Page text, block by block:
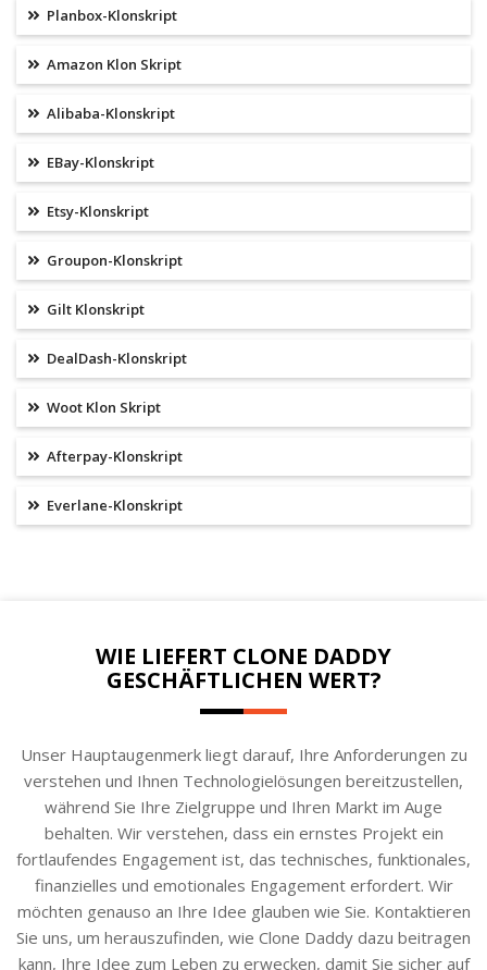
Planbox-Klonskript
Amazon Klon Skript
Alibaba-Klonskript
EBay-Klonskript
Etsy-Klonskript
Groupon-Klonskript
Gilt Klonskript
DealDash-Klonskript
Woot Klon Skript
Afterpay-Klonskript
Everlane-Klonskript
WIE LIEFERT CLONE DADDY
GESCHÄFTLICHEN WERT?
Unser Hauptaugenmerk liegt darauf, Ihre Anforderungen zu
verstehen und Ihnen Technologielösungen bereitzustellen,
während Sie Ihre Zielgruppe und Ihren Markt im Auge
behalten. Wir verstehen, dass ein ernstes Projekt ein
fortlaufendes Engagement ist, das technisches, funktionales,
finanzielles und emotionales Engagement erfordert. Wir
möchten genauso an Ihre Idee glauben wie Sie. Kontaktieren
Sie uns, um herauszufinden, wie Clone Daddy dazu beitragen
kann, Ihre Idee zum Leben zu erwecken, damit Sie sicher auf